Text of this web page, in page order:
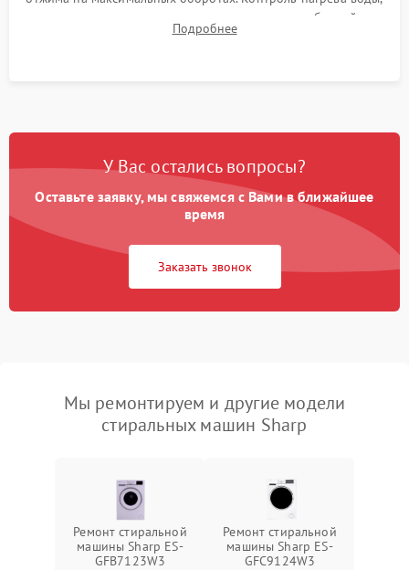
корректности слива, отсутствия излишних вибраций,
посторонних стуков и протечек под корпусом.
Подробнее
У Вас остались вопросы?
Оставьте заявку, мы свяжемся с Вами в ближайшее
время
Заказать звонок
Мы ремонтируем и другие модели
стиральных машин Sharp
Ремонт стиральной
машины Sharp ES-
GFB7123W3
Ремонт стиральной
машины Sharp ES-
GFC9124W3